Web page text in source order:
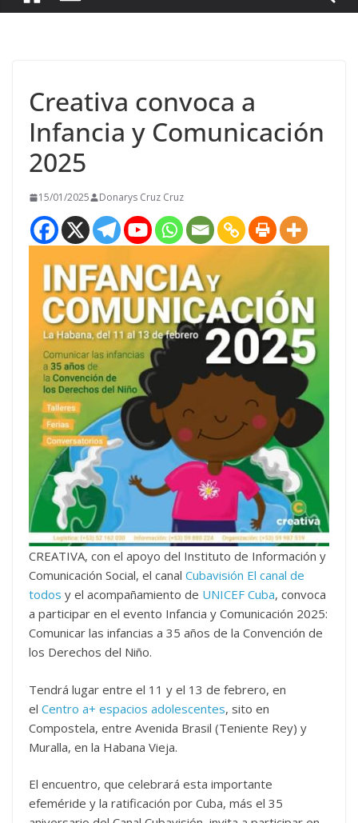
Creativa convoca a
Infancia y Comunicación
2025
15/01/2025 Donarys Cruz Cruz
CREATIVA, con el apoyo del Instituto de Información y
Comunicación Social, el canal Cubavisión El canal de
todos y el acompañamiento de UNICEF Cuba, convoca
a participar en el evento Infancia y Comunicación 2025:
Comunicar las infancias a 35 años de la Convención de
los Derechos del Niño.
Tendrá lugar entre el 11 y el 13 de febrero, en
el Centro a+ espacios adolescentes, sito en
Compostela, entre Avenida Brasil (Teniente Rey) y
Muralla, en la Habana Vieja.
El encuentro, que celebrará esta importante
efeméride y la ratificación por Cuba, más el 35